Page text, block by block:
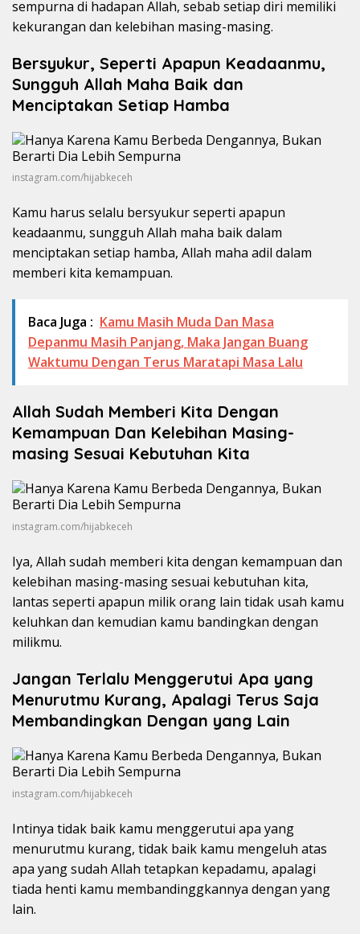
sempurna di hadapan Allah, sebab setiap diri memiliki
kekurangan dan kelebihan masing-masing.
Bersyukur, Seperti Apapun Keadaanmu,
Sungguh Allah Maha Baik dan
Menciptakan Setiap Hamba
instagram.com/hijabkeceh
Kamu harus selalu bersyukur seperti apapun
keadaanmu, sungguh Allah maha baik dalam
menciptakan setiap hamba, Allah maha adil dalam
memberi kita kemampuan.
Baca Juga : Kamu Masih Muda Dan Masa
Depanmu Masih Panjang, Maka Jangan Buang
Waktumu Dengan Terus Maratapi Masa Lalu
Allah Sudah Memberi Kita Dengan
Kemampuan Dan Kelebihan Masing-
masing Sesuai Kebutuhan Kita
instagram.com/hijabkeceh
Iya, Allah sudah memberi kita dengan kemampuan dan
kelebihan masing-masing sesuai kebutuhan kita,
lantas seperti apapun milik orang lain tidak usah kamu
keluhkan dan kemudian kamu bandingkan dengan
milikmu.
Jangan Terlalu Menggerutui Apa yang
Menurutmu Kurang, Apalagi Terus Saja
Membandingkan Dengan yang Lain
instagram.com/hijabkeceh
Intinya tidak baik kamu menggerutui apa yang
menurutmu kurang, tidak baik kamu mengeluh atas
apa yang sudah Allah tetapkan kepadamu, apalagi
tiada henti kamu membandinggkannya dengan yang
lain.